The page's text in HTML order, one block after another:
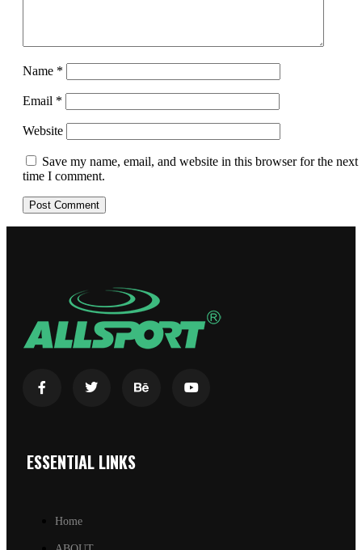
Name *
Email *
Website
Save my name, email, and website in this browser for the next
time I comment.
ESSENTIAL LINKS
Home